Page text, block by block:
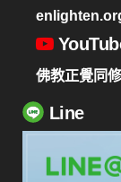
佛教正覺同
Line